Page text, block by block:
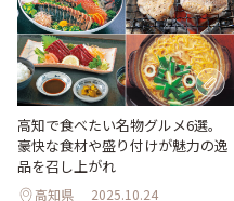
高知で食べたい名物グルメ6選。
豪快な食材や盛り付けが魅力の逸
品を召し上がれ
高知県 2025.10.24